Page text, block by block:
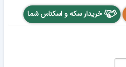
خریدار سکه و اسکناس شما